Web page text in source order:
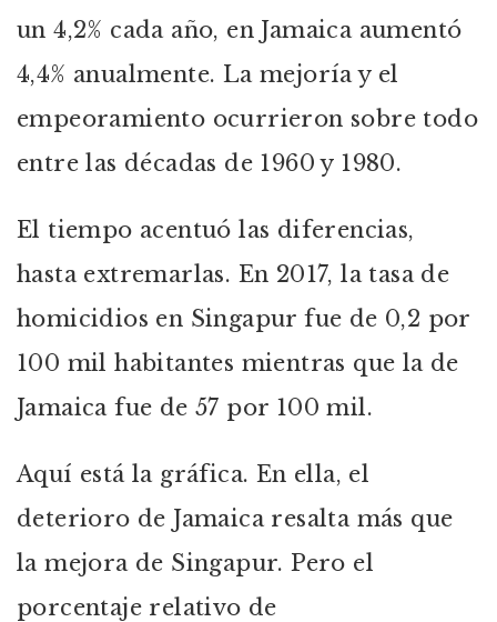
un 4,2% cada año, en Jamaica aumentó
4,4% anualmente. La mejoría y el
empeoramiento ocurrieron sobre todo
entre las décadas de 1960 y 1980.
El tiempo acentuó las diferencias,
hasta extremarlas. En 2017, la tasa de
homicidios en Singapur fue de 0,2 por
100 mil habitantes mientras que la de
Jamaica fue de 57 por 100 mil.
Aquí está la gráfica. En ella, el
deterioro de Jamaica resalta más que
la mejora de Singapur. Pero el
porcentaje relativo de